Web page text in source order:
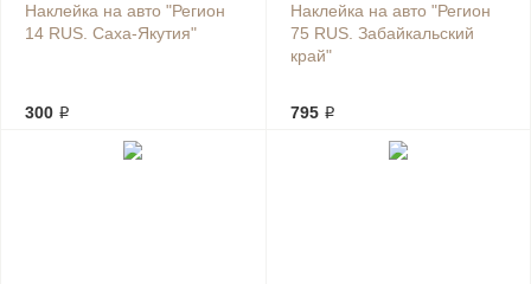
Наклейка на авто "Регион
14 RUS. Саха-Якутия"
300 ₽
Наклейка на авто "Регион
75 RUS. Забайкальский
край"
795 ₽